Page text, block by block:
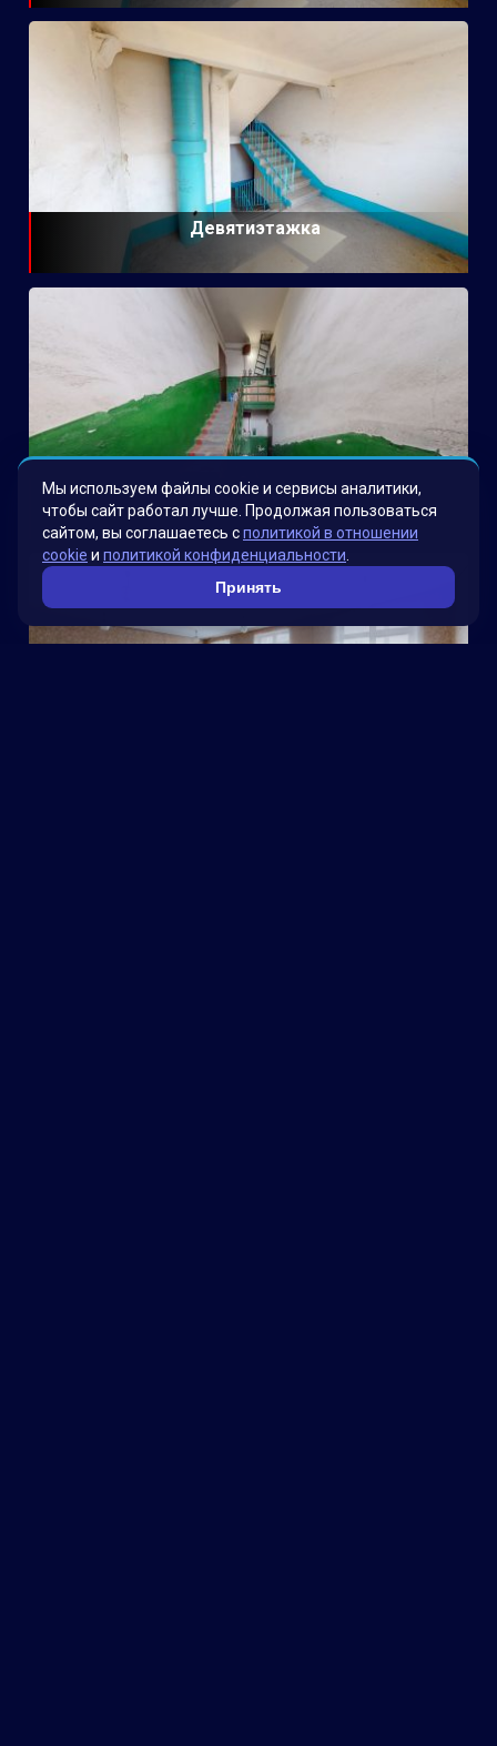
Девятиэтажка
Электроводная
Мы используем файлы cookie и сервисы аналитики,
чтобы сайт работал лучше. Продолжая пользоваться
сайтом, вы соглашаетесь сполитикой в отношении
cookie и политикой конфиденциальности
Принять